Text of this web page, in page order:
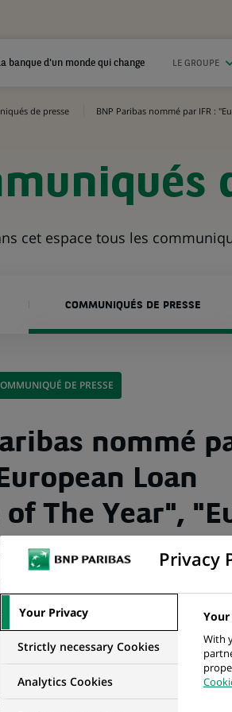
La banque d'un monde qui change LE GROUPE
de presse BNP Paribas nommé par IFR :
cet espace tous les
COMMUNIQUÉS DE PRESSE
DE PRESSE
nommé
Loan
of The Year",
Grade
Bond House
Paribas vient d'être nommé par
Privacy
Your Privacy
Strictly necessary Cookies
Analytics Cookies
Your
With